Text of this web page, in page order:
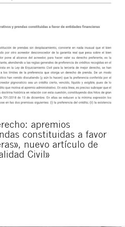
apremios
constituidas a favor
nuevo artículo de
Civil»